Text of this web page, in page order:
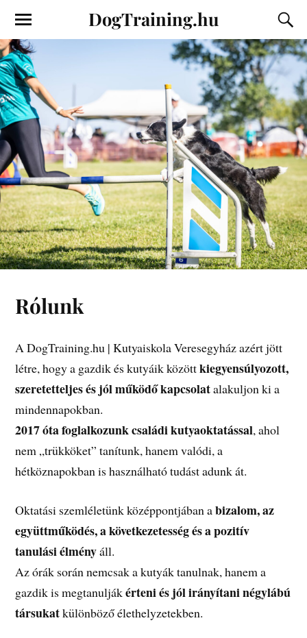
DogTraining.hu
Rólunk
A DogTraining.hu | Kutyaiskola Veresegyház azért jött
létre, hogy a gazdik és kutyáik közöttkiegyensúlyozott,
szeretetteljes és jól működő kapcsolatalakuljon ki a
mindennapokban.
2017 óta foglalkozunk családi kutyaoktatással, ahol
nem „trükköket” tanítunk, hanem valódi, a
hétköznapokban is használható tudást adunk át.
Oktatási szemléletünk középpontjában abizalom, az
együttműködés, a következetesség és a pozitív
tanulási élményáll.
Az órák során nemcsak a kutyák tanulnak, hanem a
gazdik is megtanuljákérteni és jól irányítani négylábú
társukatkülönböző élethelyzetekben.